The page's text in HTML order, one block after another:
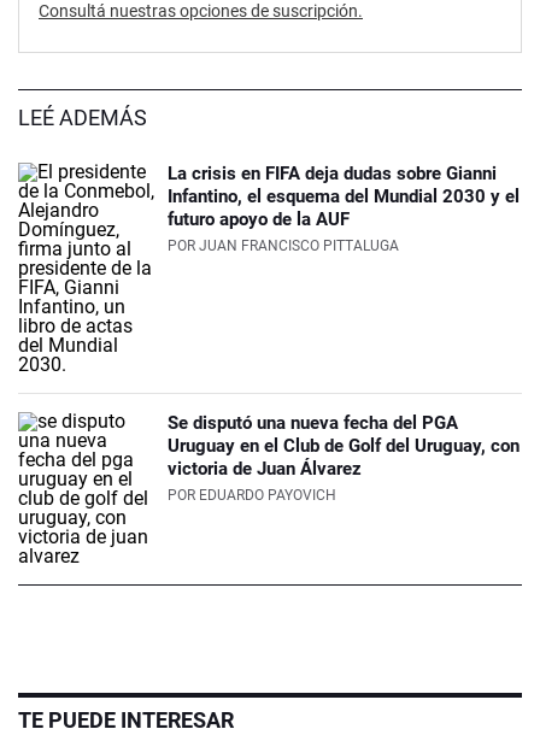
Consultá nuestras opciones de suscripción.
LEÉ ADEMÁS
La crisis en FIFA deja dudas sobre Gianni
Infantino, el esquema del Mundial 2030 y el
futuro apoyo de la AUF
POR JUAN FRANCISCO PITTALUGA
Se disputó una nueva fecha del PGA
Uruguay en el Club de Golf del Uruguay, con
victoria de Juan Álvarez
POR EDUARDO PAYOVICH
TE PUEDE INTERESAR